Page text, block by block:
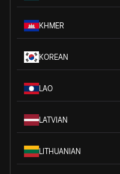
KHMER
KOREAN
LAO
LATVIAN
LITHUANIAN